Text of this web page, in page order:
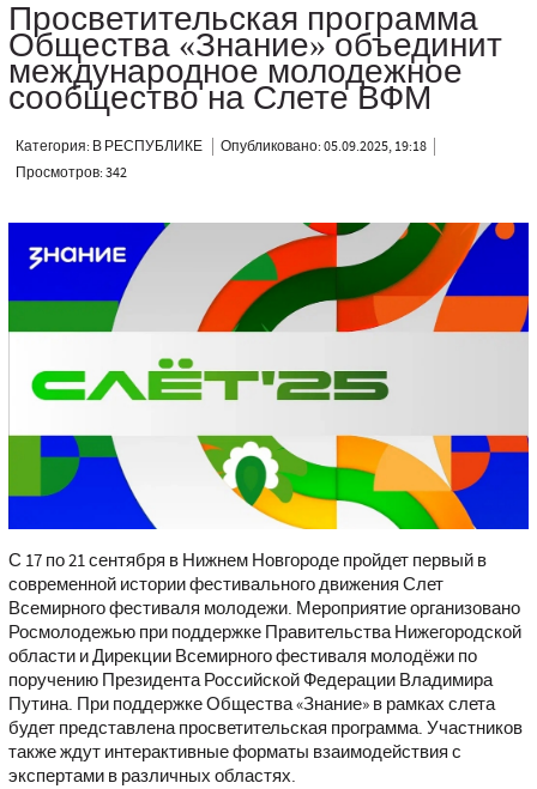
Просветительская программа
Общества «Знание» объединит
международное молодежное
сообщество на Слете ВФМ
Категория: В РЕСПУБЛИКЕ
Опубликовано: 05.09.2025, 19:18
Просмотров: 342
С 17 по 21 сентября в Нижнем Новгороде пройдет первый в
современной истории фестивального движения Слет
Всемирного фестиваля молодежи. Мероприятие организовано
Росмолодежью при поддержке Правительства Нижегородской
области и Дирекции Всемирного фестиваля молодёжи по
поручению Президента Российской Федерации Владимира
Путина. При поддержке Общества «Знание» в рамках слета
будет представлена просветительская программа. Участников
также ждут интерактивные форматы взаимодействия с
экспертами в различных областях.